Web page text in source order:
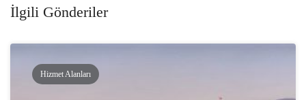
İlgili Gönderiler
Hizmet Alanları